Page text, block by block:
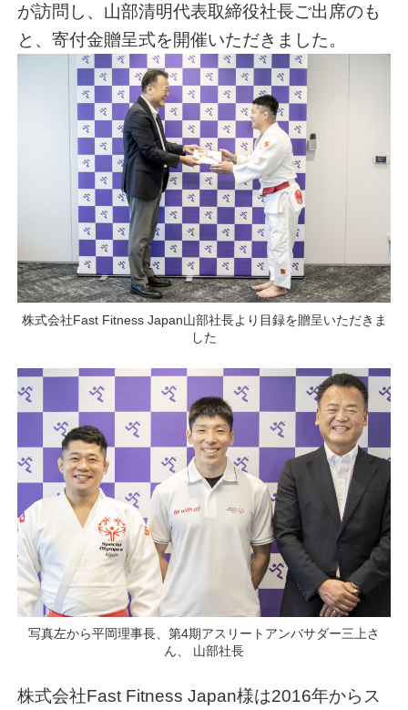
が訪問し、山部清明代表取締役社長ご出席のも
と、寄付金贈呈式を開催いただきました。
株式会社Fast Fitness Japan山部社長より目録を贈呈いただきま
した
写真左から平岡理事長、第4期アスリートアンバサダー三上さ
ん、 山部社長
株式会社Fast Fitness Japan様は2016年からス